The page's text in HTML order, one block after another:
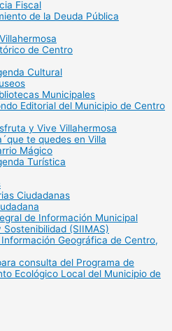
Fiscal
de la Deuda Pública
de Centro
Cultural
Municipales
Editorial del Municipio de Centro
y Vive Villahermosa
te quedes en Villa
Mágico
Turística
Ciudadanas
de Información Municipal
Sostenibilidad (SIIMAS)
Geográfica de Centro,
consulta del Programa de
Ecológico Local del Municipio de